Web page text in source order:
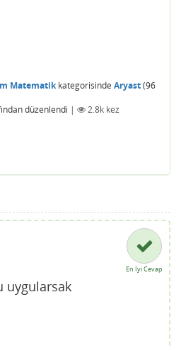
Matematikkategorisinde Aryast(96
düzenlendi | 2.8k kez
En İyi Cevap
uygularsak
1